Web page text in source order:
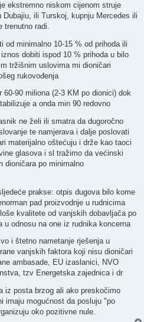
ekstremno niskom cijenom struje
ili Turskoj, kupnju Mercedes ili
trenutno radi.
od minimalno 10-15 % od prihoda ili
dobiti ispod 10 % prihoda u bilo
tržišnim uslovima mi dioničari
rukovođenja
60-90 miliona (2-3 KM po dionici) dok
a onda min 90 redovno
ne želi ili smatra da dugoročno
te namjerava i dalje poslovati
materijalno oštećuju i drže kao taoci
glasova i sl tražimo da većinski
dioničara po minimalno
prakse: otpis dugova bilo kome
pad proizvodnje u rudnicima
kvalitete od vanjskih dobavljača po
u odnosu na one iz rudnika koncerna
i štetno nametanje rješenja u
vanjskih faktora koji nisu dioničari
ambasade, EU izaslanici, NVO
tzv Energetska zajednica i dr
iz posta brzog ali ako preskočimo
imaju mogućnost da posluju "po
oko pozitivne nule.